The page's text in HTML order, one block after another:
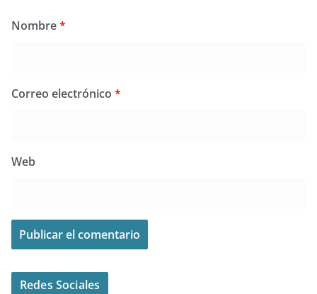
Nombre*
Correo electrónico *
Web
Redes Sociales